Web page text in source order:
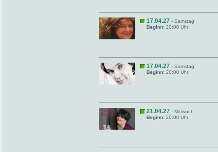
17.04.27 - Samstag
Beginn: 20:00 Uhr
17.04.27 - Samstag
Beginn: 20:00 Uhr
21.04.27 - Mittwoch
Beginn: 20:00 Uhr